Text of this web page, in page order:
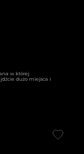
w której
dużo miejsca i